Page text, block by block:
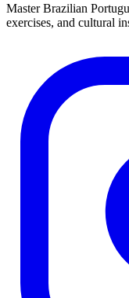
Master Brazilian
exercises, and cultural